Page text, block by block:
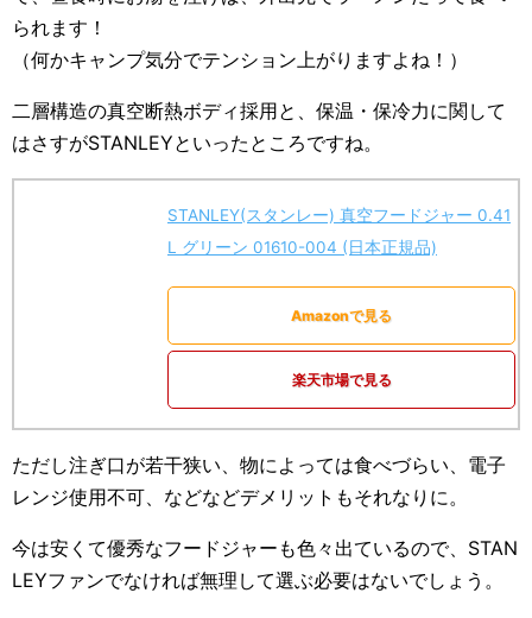
られます！
（何かキャンプ気分でテンション上がりますよね！）
二層構造の真空断熱ボディ採用と、保温・保冷力に関して
はさすがSTANLEYといったところですね。
STANLEY(スタンレー) 真空フードジャー 0.41
L グリーン 01610-004 (日本正規品)
Amazonで見る
楽天市場で見る
ただし注ぎ口が若干狭い、物によっては食べづらい、電子
レンジ使用不可、などなどデメリットもそれなりに。
今は安くて優秀なフードジャーも色々出ているので、STAN
LEYファンでなければ無理して選ぶ必要はないでしょう。